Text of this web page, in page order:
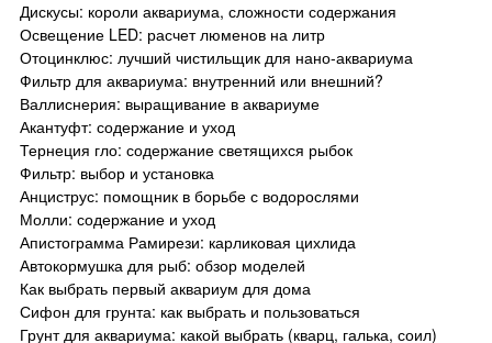
Дискусы: короли аквариума, сложности содержания
Освещение LED: расчет люменов на литр
Отоцинклюс: лучший чистильщик для нано-аквариума
Фильтр для аквариума: внутренний или внешний?
Валлиснерия: выращивание в аквариуме
Акантуфт: содержание и уход
Тернеция гло: содержание светящихся рыбок
Фильтр: выбор и установка
Анциструс: помощник в борьбе с водорослями
Молли: содержание и уход
Апистограмма Рамирези: карликовая цихлида
Автокормушка для рыб: обзор моделей
Как выбрать первый аквариум для дома
Сифон для грунта: как выбрать и пользоваться
Грунт для аквариума: какой выбрать (кварц, галька, соил)